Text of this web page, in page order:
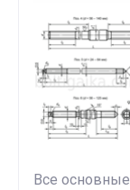
Все